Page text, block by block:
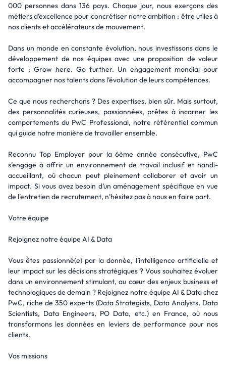
000 personnes dans 136 pays. Chaque jour, nous exerçons des
métiers d’excellence pour concrétiser notre ambition : être utiles à
nos clients et accélérateurs de mouvement.
Dans un monde en constante évolution, nous investissons dans le
développement de nos équipes avec une proposition de valeur
forte : Grow here. Go further. Un engagement mondial pour
accompagner nos talents dans l’évolution de leurs compétences.
Ce que nous recherchons ? Des expertises, bien sûr. Mais surtout,
des personnalités curieuses, passionnées, prêtes à incarner les
comportements du PwC Professional, notre référentiel commun
qui guide notre manière de travailler ensemble.
Reconnu Top Employer pour la 6ème année consécutive, PwC
s’engage à offrir un environnement de travail inclusif et handi-
accueillant, où chacun peut pleinement collaborer et avoir un
impact. Si vous avez besoin d’un aménagement spécifique en vue
de l’entretien de recrutement, n’hésitez pas à nous en faire part.
Votre équipe
Rejoignez notre équipe AI & Data
Vous êtes passionné(e) par la donnée, l’intelligence artificielle et
leur impact sur les décisions stratégiques ? Vous souhaitez évoluer
dans un environnement stimulant, au cœur des enjeux business et
technologiques de demain ? Rejoignez notre équipe AI & Data chez
PwC, riche de 350 experts (Data Strategists, Data Analysts, Data
Scientists, Data Engineers, PO Data, etc.) en France, où nous
transformons les données en leviers de performance pour nos
clients.
Vos missions